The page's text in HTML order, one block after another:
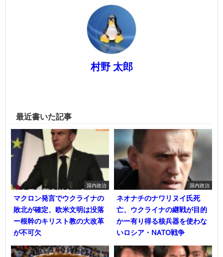
村野 太郎
最近書いた記事
国内政治
マクロン発言でウクライナの
敗北が確定、欧米文明は没落
ー根幹のキリスト教の大改革
が不可欠
国内政治
ネオナチのナワリヌイ氏死
亡、ウクライナの継戦が目的
かー有り得る核兵器を使わな
いロシア・NATO戦争